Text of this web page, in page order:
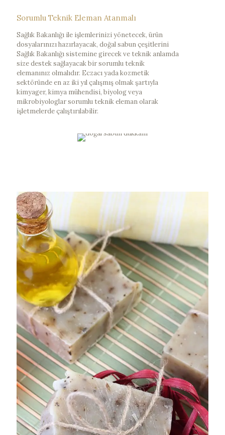
Sorumlu Teknik Eleman Atanmalı
Sağlık Bakanlığı ile işlemlerinizi yönetecek, ürün
dosyalarınızı hazırlayacak, doğal sabun çeşitlerini
Sağlık Bakanlığı sistemine girecek ve teknik anlamda
size destek sağlayacak bir sorumlu teknik
elemanınız olmalıdır. Eczacı yada kozmetik
sektöründe en az iki yıl çalışmış olmak şartıyla
kimyager, kimya mühendisi, biyolog veya
mikrobiyologlar sorumlu teknik eleman olarak
işletmelerde çalıştırılabilir.